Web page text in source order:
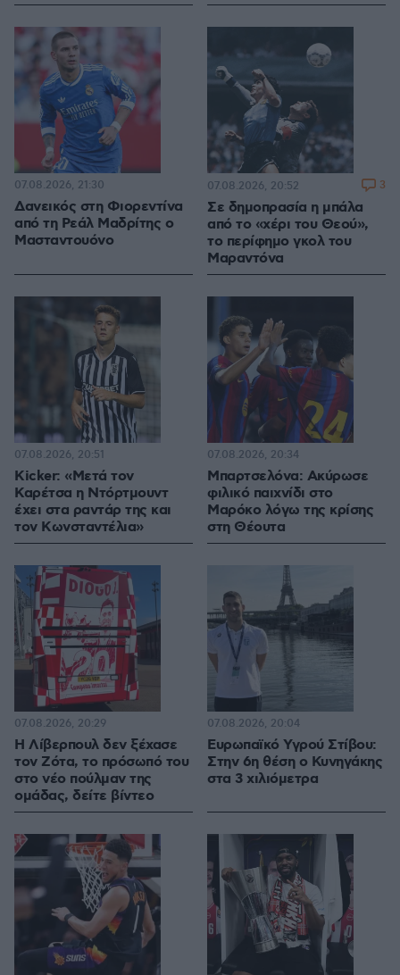
Δανεικός στη Φιορεντίνα
από τη Ρεάλ Μαδρίτης ο
Μασταντουόνο
07.08.2026, 21:30
Σε δημοπρασία η μπάλα
από το «χέρι του Θεού»,
το περίφημο γκολ του
Μαραντόνα
07.08.2026, 20:52 3
Kicker: «Μετά τον
Καρέτσα η Ντόρτμουντ
έχει στα ραντάρ της και
τον Κωνσταντέλια»
07.08.2026, 20:51
Μπαρτσελόνα: Ακύρωσε
φιλικό παιχνίδι στο
Μαρόκο λόγω της κρίσης
στη Θέουτα
07.08.2026, 20:34
Η Λίβερπουλ δεν ξέχασε
τον Ζότα, το πρόσωπό του
στο νέο πούλμαν της
ομάδας, δείτε βίντεο
07.08.2026, 20:29
Ευρωπαϊκό Υγρού Στίβου:
Στην 6η θέση ο Κυνηγάκης
στα 3 χιλιόμετρα
07.08.2026, 20:04